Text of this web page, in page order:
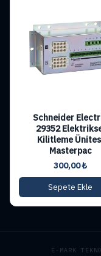
Schneider
29352
Kilitleme
Masterpac
300,00₺
Sepete Ekle
E-MARK